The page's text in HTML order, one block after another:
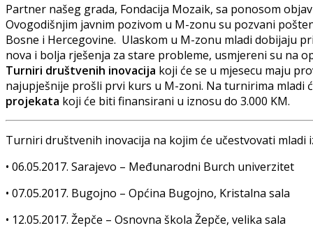
Partner našeg grada, Fondacija Mozaik, sa ponosom
Ovogodišnjim javnim pozivom u M-zonu su pozvani
Bosne i Hercegovine. Ulaskom u M-zonu mladi dobijaju
nova i bolja rješenja za stare probleme, usmjereni su na
Turniri društvenih inovacija koji će se u mjesecu maju
najupješnije prošli prvi kurs u M-zoni. Na turnirima mladi
projekata koji će biti finansirani u iznosu do 3.000 KM.
Turniri društvenih inovacija na kojim će učestvovati
• 06.05.2017. Sarajevo – Međunarodni Burch univerzitet
• 07.05.2017. Bugojno – Općina Bugojno, Kristalna sala
• 12.05.2017. Žepče – Osnovna škola Žepče, velika sala